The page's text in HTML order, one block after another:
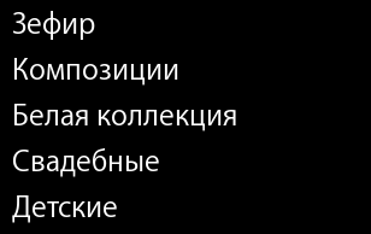
Зефир
Композиции
Белая коллекция
Свадебные
Детские